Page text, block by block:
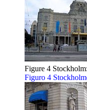
Figure 4
Figuro 4